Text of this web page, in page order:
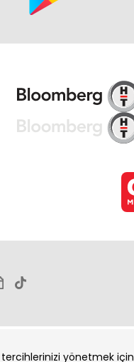
yönetmek için